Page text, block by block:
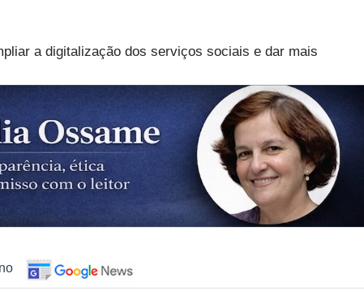
a digitalização dos serviços sociais e dar mais